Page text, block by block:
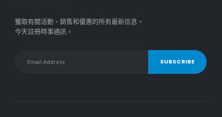
獲取有關活動、銷售和優惠的所有最新信息。
今天註冊時事通訊。